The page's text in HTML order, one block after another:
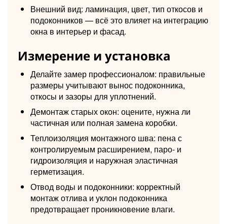
Внешний вид: ламинация, цвет, тип откосов и
подоконников — всё это влияет на интеграцию
окна в интерьер и фасад.
Измерение и установка
Делайте замер профессионалом: правильные
размеры учитывают вынос подоконника,
откосы и зазоры для уплотнений.
Демонтаж старых окон: оцените, нужна ли
частичная или полная замена коробки.
Теплоизоляция монтажного шва: пена с
контролируемым расширением, паро- и
гидроизоляция и наружная эластичная
герметизация.
Отвод воды и подоконники: корректный
монтаж отлива и уклон подоконника
предотвращает проникновение влаги.